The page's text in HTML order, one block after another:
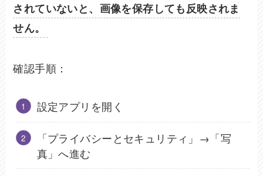
されていないと、画像を保存しても反映されま
せん。
確認手順：
設定アプリを開く
「プライバシーとセキュリティ」→「写
真」へ進む